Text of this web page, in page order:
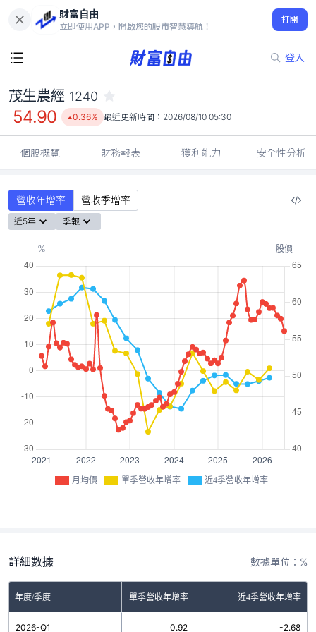
財富自由
立即使用APP，開啟您的股市智慧導航！
打開
登入
54.90
0.36%
茂生農經 1240
54.90 0.36% 最近更新時間： 2026/08/10 05:30
個股概覽 財務報表 獲利能力 安全性分析
營收年增率 營收季增率
近5年 季報
月均價 單季營收年增率 近4季營收年增率
詳細數據 數據單位：%
年度/季度 單季營收年增率 近4季營收年增率
2026-Q1 0.92 -2.68